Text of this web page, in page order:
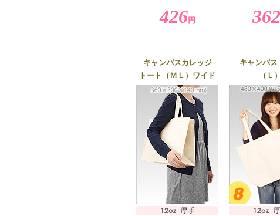
426 円 362
キャンバスカレッジ
トート（ＭＬ）ワイド
キャンバス
（Ｌ）